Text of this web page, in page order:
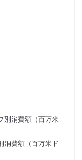
別消費額（百万米
消費額（百万米ド